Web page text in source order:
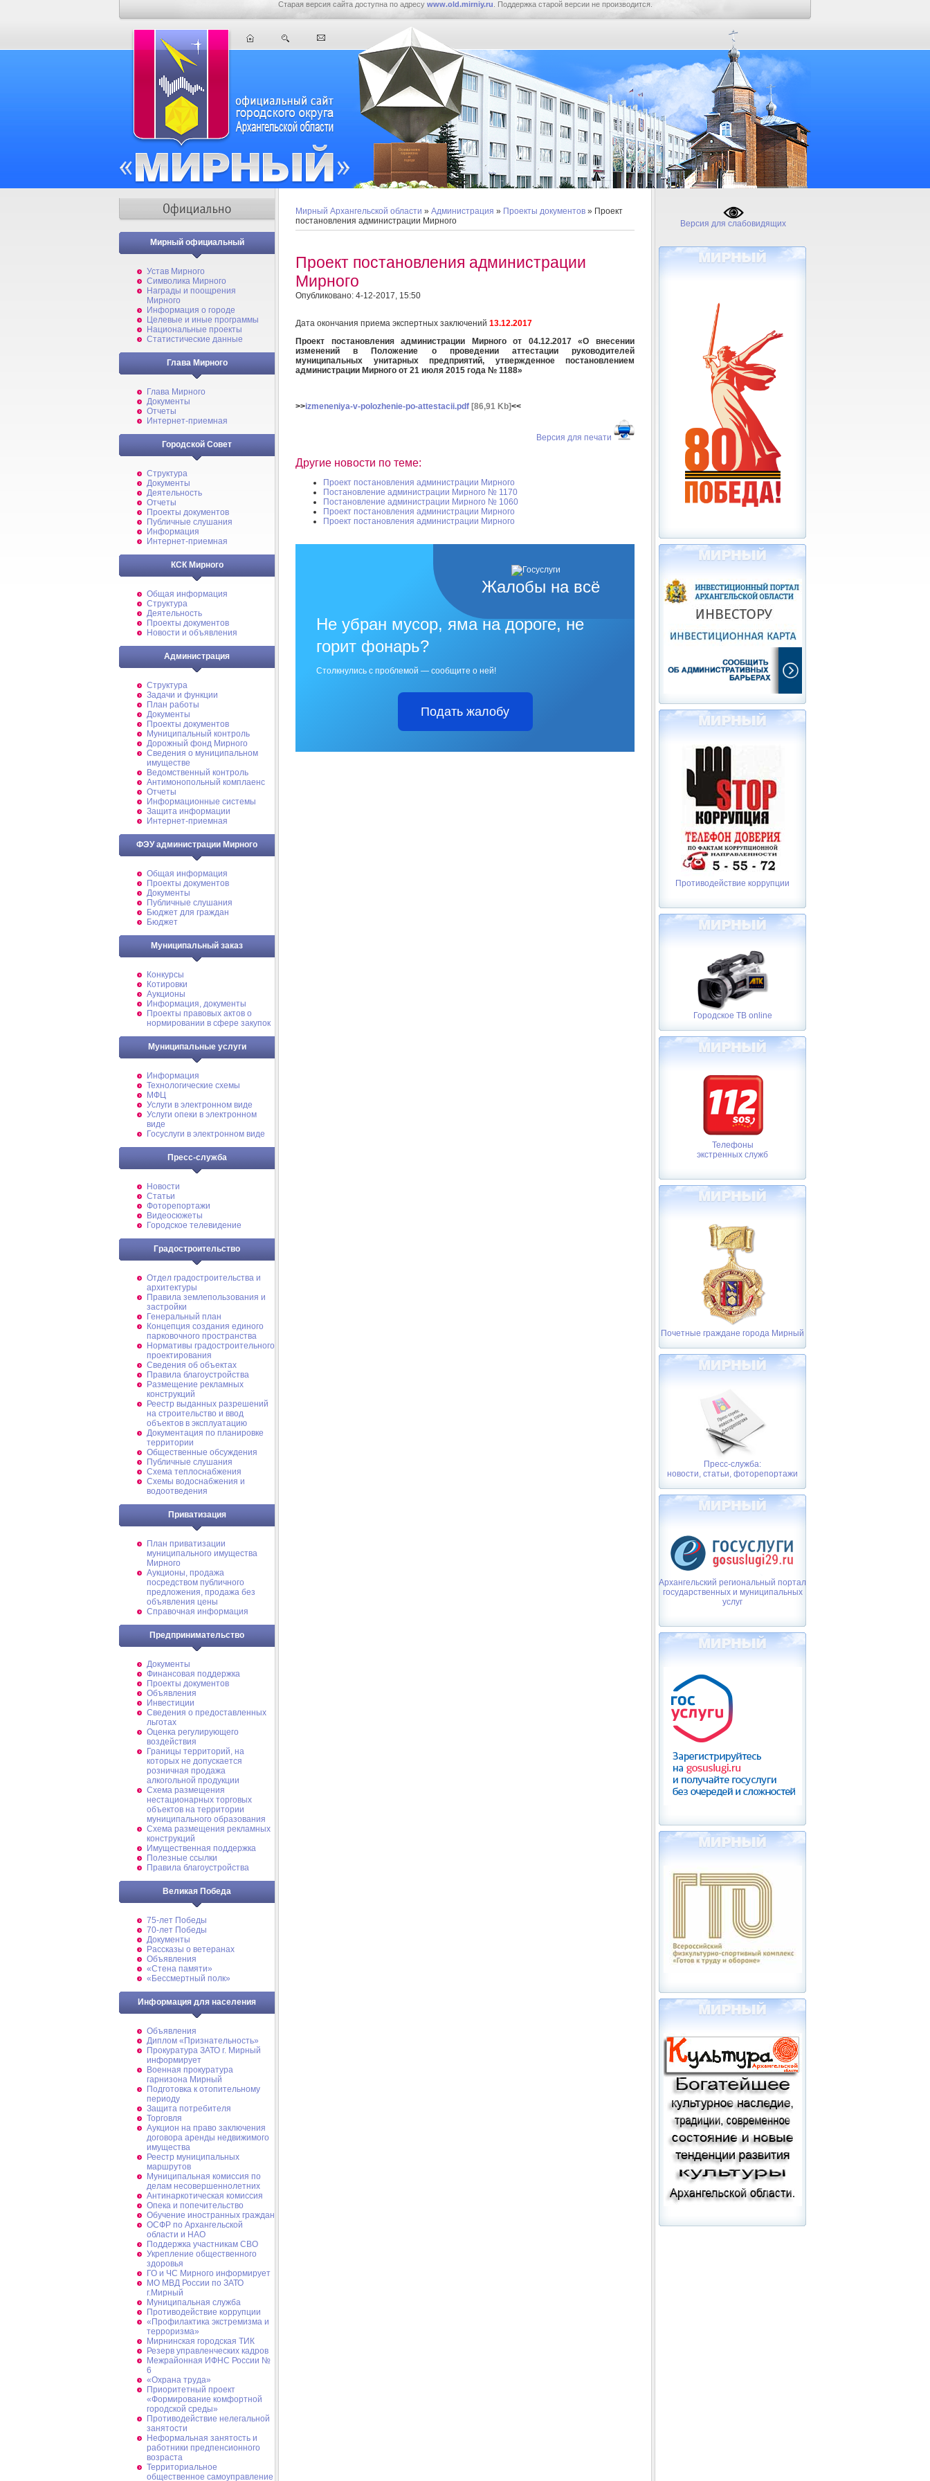
Старая версия сайта доступна по адресу www.old.mirniy.ru . Поддержка старой версии не производится.
Мирный официальный
Устав Мирного
Символика Мирного
Награды и поощрения
Мирного
Информация о городе
Целевые и иные программы
Национальные проекты
Статистические данные
Глава Мирного
Глава Мирного
Документы
Отчеты
Интернет-приемная
Городской Совет
Структура
Документы
Деятельность
Отчеты
Проекты документов
Публичные слушания
Информация
Интернет-приемная
КСК Мирного
Общая информация
Структура
Деятельность
Проекты документов
Новости и объявления
Администрация
Структура
Задачи и функции
План работы
Документы
Проекты документов
Муниципальный контроль
Дорожный фонд Мирного
Cведения о муниципальном
имуществе
Ведомственный контроль
Антимонопольный комплаенс
Отчеты
Информационные системы
Защита информации
Интернет-приемная
ФЭУ администрации Мирного
Общая информация
Проекты документов
Документы
Публичные слушания
Бюджет для граждан
Бюджет
Муниципальный заказ
Конкурсы
Котировки
Аукционы
Информация, документы
Проекты правовых актов о
нормировании в сфере закупок
Муниципальные услуги
Информация
Технологические схемы
МФЦ
Услуги в электронном виде
Услуги опеки в электронном
виде
Госуслуги в электронном виде
Пресс-служба
Новости
Статьи
Фоторепортажи
Видеосюжеты
Городское телевидение
Градостроительство
Отдел градостроительства и
архитектуры
Правила землепользования и
застройки
Генеральный план
Концепция создания единого
парковочного пространства
Нормативы градостроительного
проектирования
Сведения об объектах
Правила благоустройства
Размещение рекламных
конструкций
Реестр выданных разрешений
на строительство и ввод
объектов в эксплуатацию
Документация по планировке
территории
Общественные обсуждения
Публичные слушания
Схема теплоснабжения
Схемы водоснабжения и
водоотведения
Приватизация
План приватизации
муниципального имущества
Мирного
Аукционы, продажа
посредством публичного
предложения, продажа без
объявления цены
Справочная информация
Предпринимательство
Документы
Финансовая поддержка
Проекты документов
Объявления
Инвестиции
Сведения о предоставленных
льготах
Оценка регулирующего
воздействия
Границы территорий, на
которых не допускается
розничная продажа
алкогольной продукции
Схема размещения
нестационарных торговых
объектов на территории
муниципального образования
Схема размещения рекламных
конструкций
Имущественная поддержка
Полезные ссылки
Правила благоустройства
Великая Победа
75-лет Победы
70-лет Победы
Документы
Рассказы о ветеранах
Объявления
«Стена памяти»
«Бессмертный полк»
Информация для населения
Объявления
Диплом «Признательность»
Прокуратура ЗАТО г. Мирный
информирует
Военная прокуратура
гарнизона Мирный
Подготовка к отопительному
периоду
Защита потребителя
Торговля
Аукцион на право заключения
договора аренды недвижимого
имущества
Реестр муниципальных
маршрутов
Муниципальная комиссия по
делам несовершеннолетних
Антинаркотическая комиссия
Опека и попечительство
Обучение иностранных граждан
ОСФР по Архангельской
области и НАО
Поддержка участникам СВО
Укрепление общественного
здоровья
ГО и ЧС Мирного информирует
МО МВД России по ЗАТО
г.Мирный
Муниципальная cлужба
Противодействие коррупции
«Профилактика экстремизма и
терроризма»
Мирнинская городская ТИК
Резерв управленческих кадров
Межрайонная ИФНС России №
6
«Охрана труда»
Приоритетный проект
«Формирование комфортной
городской среды»
Противодействие нелегальной
занятости
Неформальная занятость и
работники предпенсионного
возраста
Территориальное
общественное самоуправление
Мирный Архангельской области » Администрация » Проекты документов » Проект
постановления администрации Мирного
Проект постановления администрации
Мирного
Опубликовано: 4-12-2017, 15:50
Дата окончания приема экспертных заключений 13.12.2017
Проект постановления администрации Мирного от 04.12.2017 «О внесении
изменений в Положение о проведении аттестации руководителей
муниципальных унитарных предприятий, утвержденное постановлением
администрации Мирного от 21 июля 2015 года № 1188»
>>izmeneniya-v-polozhenie-po-attestacii.pdf [86,91 Kb]<<
Версия для печати
Другие новости по теме:
Проект постановления администрации Мирного
Постановление администрации Мирного № 1170
Постановление администрации Мирного № 1060
Проект постановления администрации Мирного
Проект постановления администрации Мирного
Жалобы на всё
Не убран мусор, яма на дороге, не
горит фонарь?
Столкнулись с проблемой — сообщите о ней!
Подать жалобу
Версия для слабовидящих
Противодействие коррупции
Городское ТВ online
Телефоны
экстренных служб
Почетные граждане города Мирный
Пресс-служба:
новости, статьи, фоторепортажи
Архангельский региональный портал
государственных и муниципальных
услуг